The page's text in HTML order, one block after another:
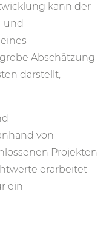
kann der
und
Abschätzung
darstellt,
von
Projekten
erarbeitet
ein